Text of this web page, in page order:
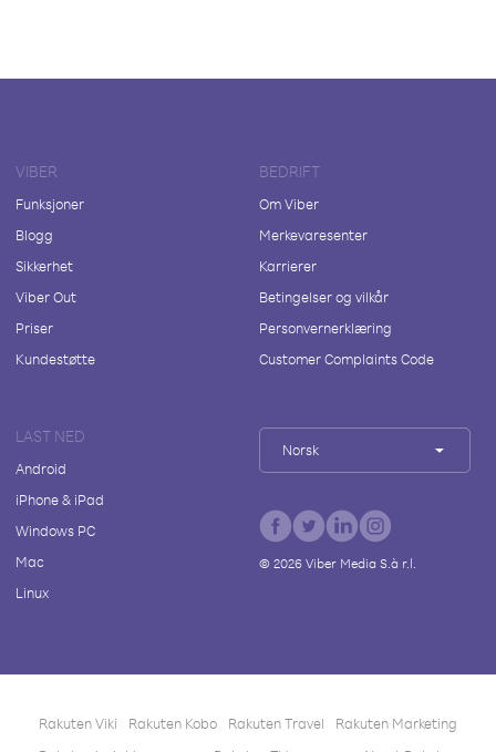
VIBER
Funksjoner
Blogg
Sikkerhet
Viber Out
Priser
Kundestøtte
BEDRIFT
Om Viber
Merkevaresenter
Karrierer
Betingelser og vilkår
Personvernerklæring
Customer Complaints Code
LAST NED
Android
iPhone & iPad
Windows PC
Mac
Linux
Norsk
© 2026Viber Media S.à r.l.
Rakuten Viki Rakuten Kobo Rakuten Travel
Rakuten Marketing